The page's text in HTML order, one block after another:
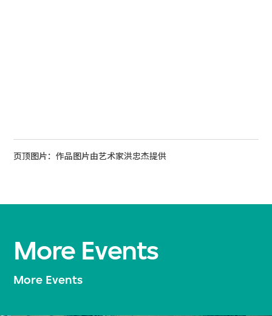
页顶图片：作品图片由艺术家洪忠杰提供
More Events
More Events